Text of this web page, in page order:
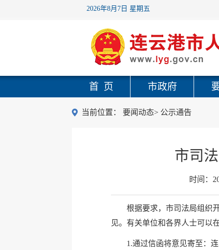
2026年8月7日 星期五
首 页 市政府
当前位置： 要闻动态> 公示通告
市司
时间：
根据要求，市司法局组织
见。有关单位和各界人士可以
1.通过信函将意见寄至：